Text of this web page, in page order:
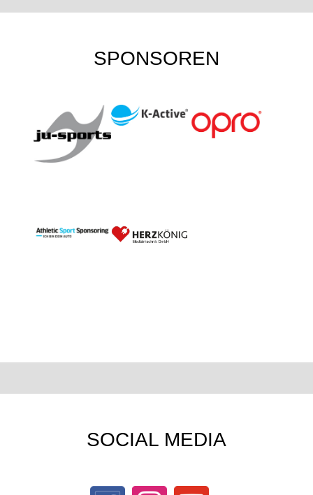
SPONSOREN
SOCIAL MEDIA